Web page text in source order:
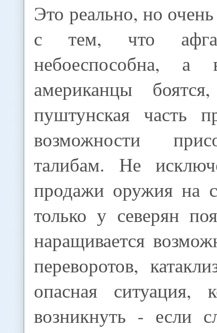
Это реально, но
с тем, что
небоеспособна, а
американцы
пуштунская часть
возможности
талибам. Не
продажи оружия на
только у северян
наращивается
переворотов,
опасная ситуация,
возникнуть - если